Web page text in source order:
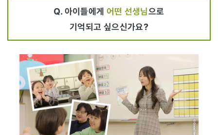
Q. 아이들에게 어떤 선생님으로
기억되고 싶으신가요?